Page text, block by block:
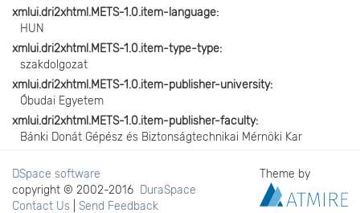
xmlui.dri2xhtml.METS-1.0.item-language
HUN
xmlui.dri2xhtml.METS-1.0.item-type-type
szakdolgozat
xmlui.dri2xhtml.METS-1.0.item-publisher-university
Óbudai Egyetem
xmlui.dri2xhtml.METS-1.0.item-publisher-faculty
Bánki Donát Gépész és Biztonságtechnikai Mérnöki Kar
DSpace software
copyright © 2002-2016 DuraSpace
Contact Us
Send Feedback
Theme by